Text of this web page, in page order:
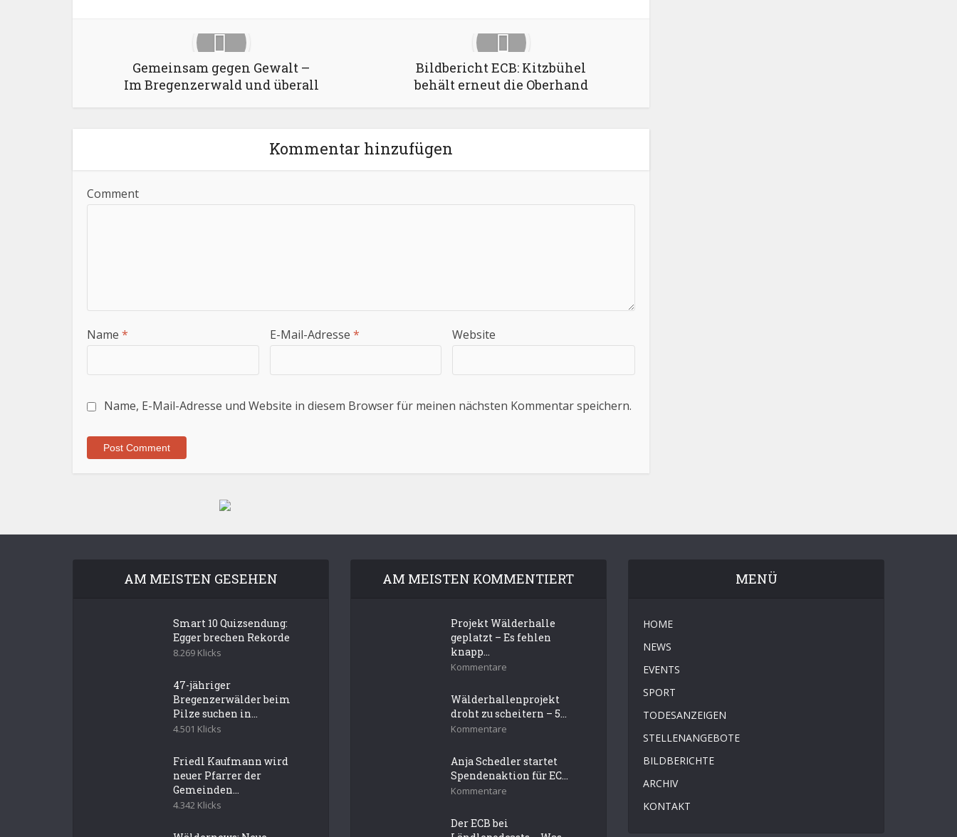
Gemeinsam gegen Gewalt –
Im Bregenzerwald und überall
Bildbericht ECB: Kitzbühel
behält erneut die Oberhand
Kommentar hinzufügen
Comment
Name * E-Mail-Adresse * Website
Name, E-Mail-Adresse und Website in diesem Browser für meinen nächsten Kommentar speichern.
AM MEISTEN GESEHEN
Smart 10 Quizsendung:
Egger brechen Rekorde
8.269 Klicks
47-jähriger
Bregenzerwälder beim
Pilze suchen in...
4.501 Klicks
Friedl Kaufmann wird
neuer Pfarrer der
Gemeinden...
4.342 Klicks
AM MEISTEN KOMMENTIERT
Projekt Wälderhalle
geplatzt – Es fehlen
knapp...
Kommentare
Wälderhallenprojekt
droht zu scheitern – 5...
Kommentare
Anja Schedler startet
Spendenaktion für EC...
Kommentare
Der ECB bei
MENÜ
HOME
NEWS
EVENTS
SPORT
TODESANZEIGEN
STELLENANGEBOTE
BILDBERICHTE
ARCHIV
KONTAKT